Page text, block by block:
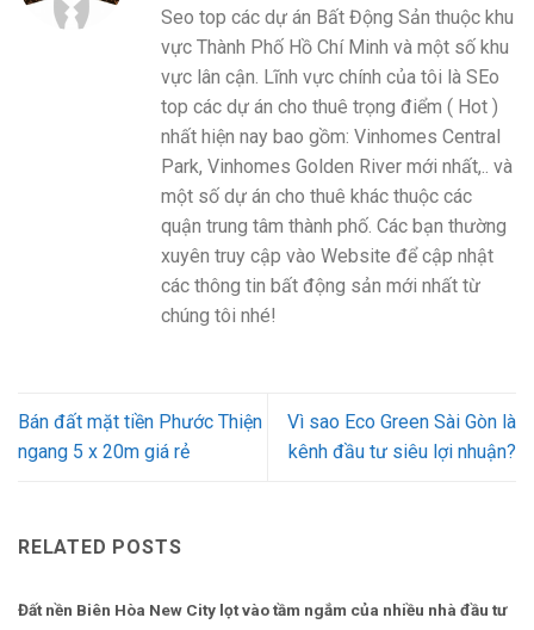
Seo top các dự án Bất Động Sản thuộc khu
vực Thành Phố Hồ Chí Minh và một số khu
vực lân cận. Lĩnh vực chính của tôi là SEo
top các dự án cho thuê trọng điểm ( Hot )
nhất hiện nay bao gồm: Vinhomes Central
Park, Vinhomes Golden River mới nhất,.. và
một số dự án cho thuê khác thuộc các
quận trung tâm thành phố. Các bạn thường
xuyên truy cập vào Website để cập nhật
các thông tin bất động sản mới nhất từ
chúng tôi nhé!
Bán đất mặt tiền Phước Thiện
ngang 5 x 20m giá rẻ
Vì sao Eco Green Sài Gòn là
kênh đầu tư siêu lợi nhuận?
RELATED POSTS
Đất nền Biên Hòa New City lọt vào tầm ngắm của nhiều nhà đầu tư